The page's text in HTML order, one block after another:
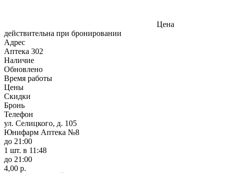
Цена
действительна при бронировании
Адрес
Аптека 302
Наличие
Обновлено
Время работы
Цены
Скидки
Бронь
Телефон
ул. Селицкого, д. 105
Юнифарм Аптека №8
до 21:00
1 шт. в 11:48
до 21:00
4,00 р.